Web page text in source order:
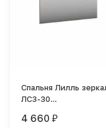
Спальня Лилль
ЛСЗ-30
крафт белый / дуб
4 660 ₽